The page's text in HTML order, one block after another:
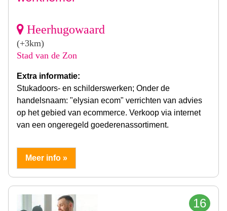
Heerhugowaard
(+3km)
Stad van de Zon
Extra informatie:
Stukadoors- en schilderswerken; Onder de
handelsnaam: "elysian ecom" verrichten van advies
op het gebied van ecommerce. Verkoop via internet
van een ongeregeld goederenassortiment.
Meer info »
16